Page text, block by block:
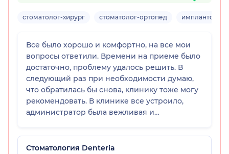
стоматолог-хирург стоматолог-ортопед имплантолог
Все было хорошо и комфортно, на все мои
вопросы ответили. Времени на приеме было
достаточно, проблему удалось решить. В
следующий раз при необходимости думаю,
что обратилась бы снова, клинику тоже могу
рекомендовать. В клинике все устроило,
администратор была вежливая и
Стоматология Denteria